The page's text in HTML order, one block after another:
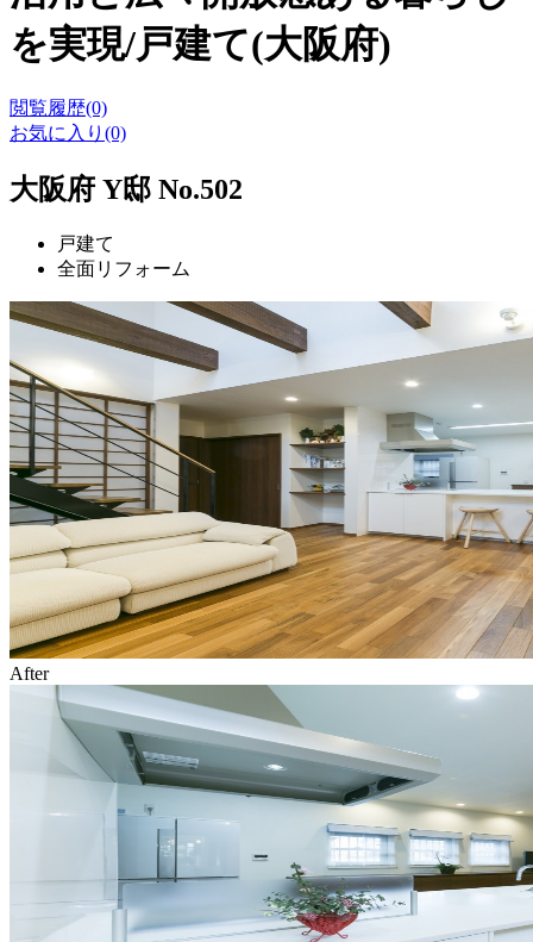
を実現/戸建て(大阪府)
閲覧履歴(0)
お気に入り(0)
大阪府 Y邸 No.502
戸建て
全面リフォーム
After